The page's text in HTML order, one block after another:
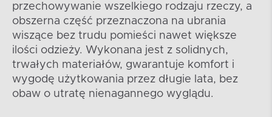
przechowywanie wszelkiego rodzaju rzeczy, a
obszerna część przeznaczona na ubrania
wiszące bez trudu pomieści nawet większe
ilości odzieży. Wykonana jest z solidnych,
trwałych materiałów, gwarantuje komfort i
wygodę użytkowania przez długie lata, bez
obaw o utratę nienagannego wyglądu.